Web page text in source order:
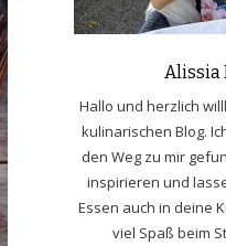
Alissia
Hallo und herzlich
kulinarischen Blog.
den Weg zu mir
inspirieren und
Essen auch in deine
viel Spaß beim